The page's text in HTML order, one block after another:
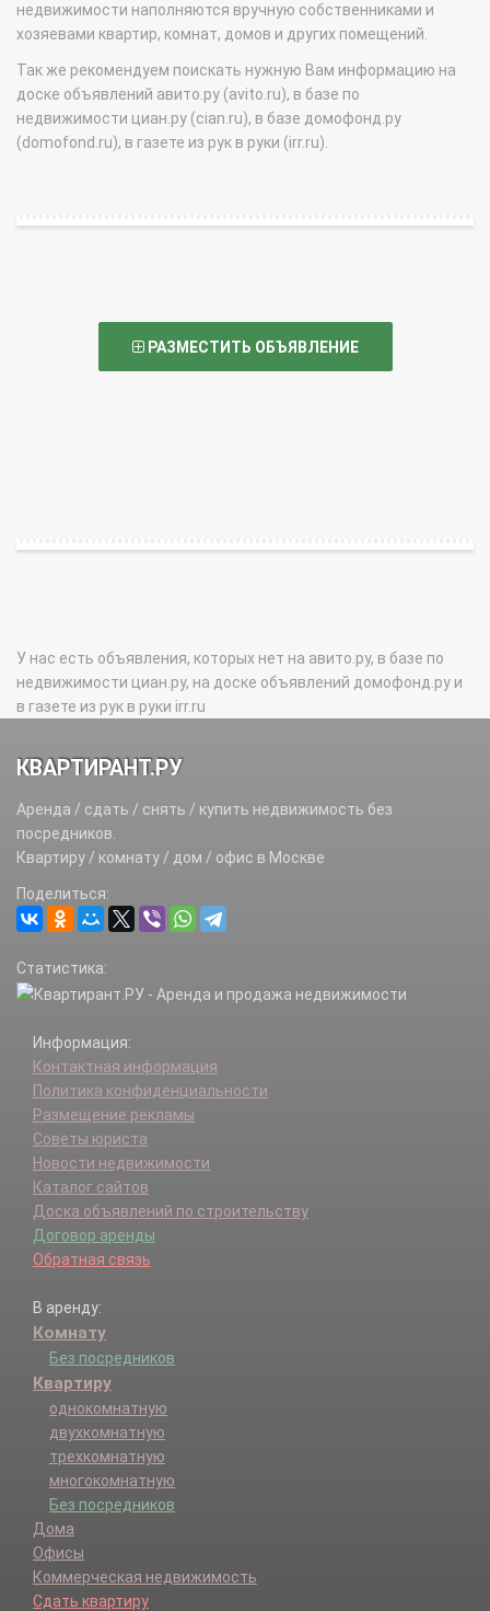
недвижимости наполняются вручную собственниками и
хозяевами квартир, комнат, домов и других помещений.
Так же рекомендуем поискать нужную Вам информацию на
доске объявлений авито.ру (avito.ru), в базе по
недвижимости циан.ру (cian.ru), в базе домофонд.ру
(domofond.ru), в газете из рук в руки (irr.ru).
РАЗМЕСТИТЬ ОБЪЯВЛЕНИЕ
У нас есть объявления, которых нет на авито.ру, в базе по
недвижимости циан.ру, на доске объявлений домофонд.ру и
в газете из рук в руки irr.ru
КВАРТИРАНТ.РУ
Аренда / сдать / снять / купить недвижимость без
посредников.
Квартиру / комнату / дом / офис в Москве
Поделиться:
Статистика:
Информация:
Контактная информация
Политика конфиденциальности
Размещение рекламы
Советы юриста
Новости недвижимости
Каталог сайтов
Доска объявлений по строительству
Договор аренды
Обратная связь
В аренду:
Комнату
Без посредников
Квартиру
однокомнатную
двухкомнатную
трехкомнатную
многокомнатную
Без посредников
Дома
Офисы
Коммерческая недвижимость
Сдать квартиру